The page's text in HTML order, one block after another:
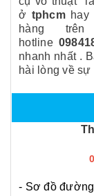
ở tphcm hay
hàng
hotline
nhanh nhất .
hài lòng về sự
- Sơ đồ